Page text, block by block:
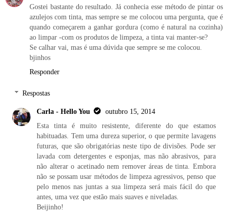
Gostei bastante do resultado. Já conhecia esse método de pintar os
azulejos com tinta, mas sempre se me colocou uma pergunta, que é
quando começarem a ganhar gordura (como é natural na cozinha)
ao limpar -com os produtos de limpeza, a tinta vai manter-se?
Se calhar vai, mas é uma dúvida que sempre se me colocou.
bjinhos
Responder
Respostas
Carla - Hello You
outubro 15, 2014
Esta tinta é muito resistente, diferente do que estamos
habituadas. Tem uma dureza superior, o que permite lavagens
futuras, que são obrigatórias neste tipo de divisões. Pode ser
lavada com detergentes e esponjas, mas não abrasivos, para
não alterar o acetinado nem remover áreas de tinta. Embora
não se possam usar métodos de limpeza agressivos, penso que
pelo menos nas juntas a sua limpeza será mais fácil do que
antes, uma vez que estão mais suaves e niveladas.
Beijinho!